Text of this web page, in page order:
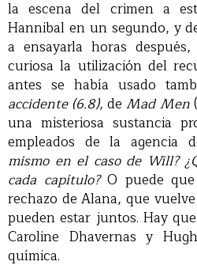
la escena del crimen a
Hannibal en un segundo, y
a ensayarla horas
curiosa la utilización del
antes se había usado
accidente (6.8), deMad Men
una misteriosa sustancia
empleados de la agencia
mismo en el caso de Will?
cada capítulo?O puede
rechazo de Alana, que
pueden estar juntos. Hay
Caroline Dhavernas y
química.